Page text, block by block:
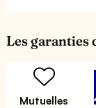
Les garanties
Mutuelles